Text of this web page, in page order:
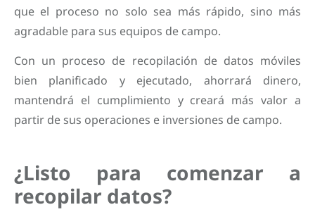
que el proceso no solo sea más rápido, sino más
agradable para sus equipos de campo.
Con un proceso de recopilación de datos móviles
bien planificado y ejecutado, ahorrará dinero,
mantendrá el cumplimiento y creará más valor a
partir de sus operaciones e inversiones de campo.
¿Listo para comenzar a
recopilar datos?